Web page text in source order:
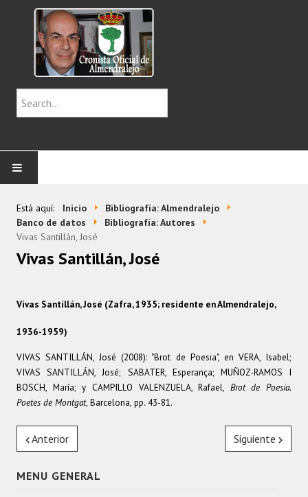
CENTENARIOS
IMÁGENES
TEXTOS
ACONTECIMIENTOS
PERSONAJES
Está aquí: Inicio
Bibliografía: Almendralejo
Banco de datos
Bibliografía: Autores
Vivas Santillán, José
Vivas Santillán, José
Vivas Santillán, José (Zafra, 1935; residente en Almendralejo,
1936-1959)
VIVAS SANTILLÁN, José (2008): "Brot de Poesia", en VERA, Isabel;
VIVAS SANTILLÁN, José; SABATER, Esperança; MUÑOZ-RAMOS I
BOSCH, María; y CAMPILLO VALENZUELA, Rafael, Brot de Poesia.
Poetes de Montgat, Barcelona, pp. 43-81.
Anterior Siguiente
MENU GENERAL